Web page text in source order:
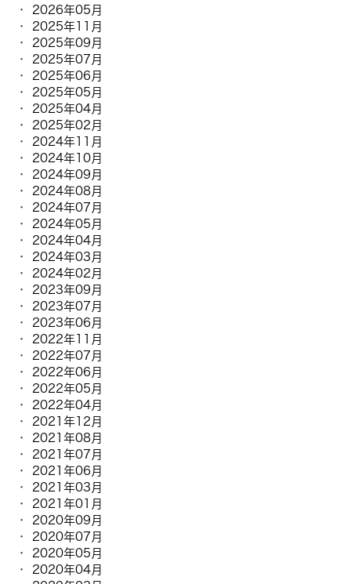
2026年05月
2025年11月
2025年09月
2025年07月
2025年06月
2025年05月
2025年04月
2025年02月
2024年11月
2024年10月
2024年09月
2024年08月
2024年07月
2024年05月
2024年04月
2024年03月
2024年02月
2023年09月
2023年07月
2023年06月
2022年11月
2022年07月
2022年06月
2022年05月
2022年04月
2021年12月
2021年08月
2021年07月
2021年06月
2021年03月
2021年01月
2020年09月
2020年07月
2020年05月
2020年04月